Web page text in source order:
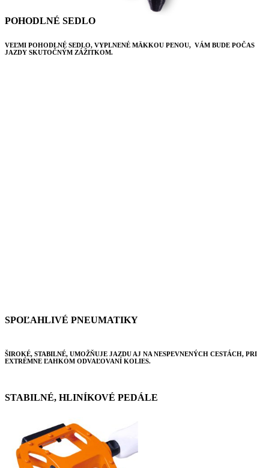
POHODLNÉ SEDLO
VEĽMI POHODLNÉ SEDLO, VYPLNENÉ MÄKKOU PENOU, VÁM BUDE POČAS
JAZDY SKUTOČNÝM ZÁŽITKOM.
SPOĽAHLIVÉ PNEUMATIKY
ŠIROKÉ, STABILNÉ, UMOŽŇUJE JAZDU AJ NA NESPEVNENÝCH CESTÁCH, PRI
EXTRÉMNE ĽAHKOM ODVAĽOVANÍ KOLIES.
STABILNÉ, HLINÍKOVÉ PEDÁLE